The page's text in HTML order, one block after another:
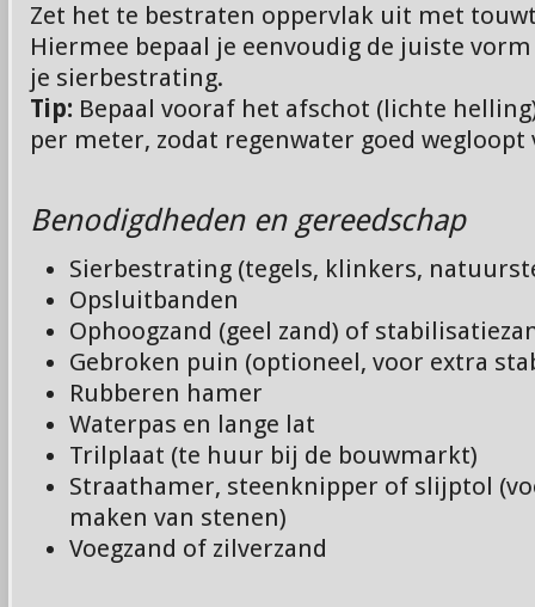
Zet het te bestraten oppervlak uit met
Hiermee bepaal je eenvoudig de juiste
je sierbestrating.
Tip: Bepaal vooraf het afschot (lichte
per meter, zodat regenwater goed wegloopt
Benodigdheden en gereedschap
Sierbestrating (tegels, klinkers,
Opsluitbanden
Ophoogzand (geel zand) of
Gebroken puin (optioneel, voor extra
Rubberen hamer
Waterpas en lange lat
Trilplaat (te huur bij de bouwmarkt)
Straathamer, steenknipper of slijptol
maken van stenen)
Voegzand of zilverzand